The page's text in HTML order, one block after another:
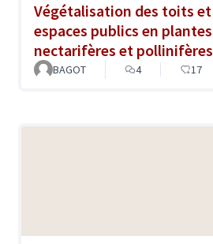
Végétalisation des toits et
espaces publics en plantes
nectarifères et pollinifères
BAGOT 4 17